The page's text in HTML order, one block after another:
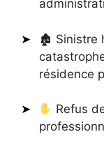
🏚 Sinistre
résidence
Refus